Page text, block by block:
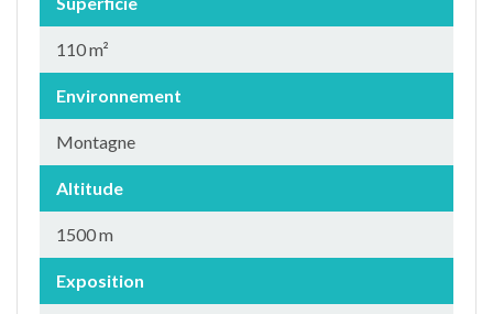
110 m²
Environnement
Montagne
Altitude
1500 m
Exposition